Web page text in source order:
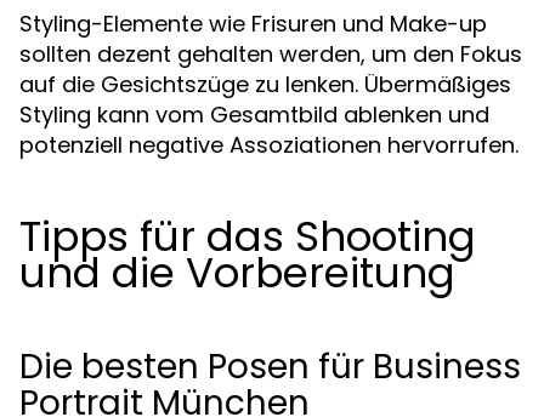
Styling-Elemente wie Frisuren und Make-up
sollten dezent gehalten werden, um den Fokus
auf die Gesichtszüge zu lenken. Übermäßiges
Styling kann vom Gesamtbild ablenken und
potenziell negative Assoziationen hervorrufen.
Tipps für das Shooting
und die Vorbereitung
Die besten Posen für Business
Portrait München